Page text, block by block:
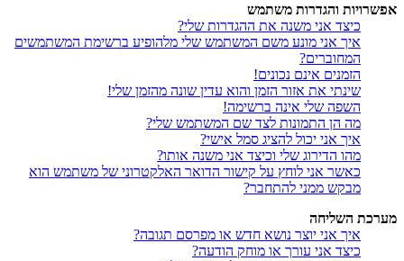
אפשרויות והגדרות משתמש
כיצד אני משנה את ההגדרות שלי?
איך אני מונע משם המשתמש שלי מלהופיע ברשימת המשתמשים
המחוברים?
הזמנים אינם נכונים!
שינתי את אזור הזמן והוא עדין שונה מהזמן שלי!
השפה שלי אינה ברשימה!
מה הן התמונות לצד שם המשתמש שלי?
איך אני יכול להציג סמל אישי?
מהו הדירוג שלי וכיצד אני משנה אותו?
כאשר אני לוחץ על קישור הדואר האלקטרוני של משתמש הוא
מבקש ממני להתחבר?
מערכת השליחה
איך אני יוצר נושא חדש או מפרסם תגובה?
כיצד אני עורך או מוחק הודעה?